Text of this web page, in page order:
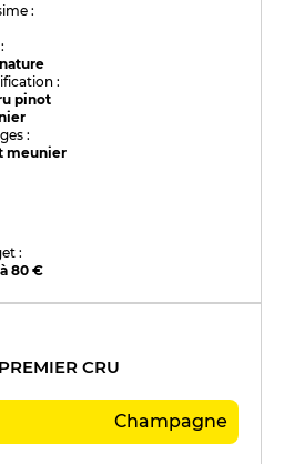
:
:
pinot
:
meunier
:
80 €
CRU
Champagne